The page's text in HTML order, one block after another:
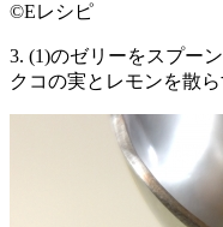
©Eレシピ
3. (1)のゼリーをスプー
クコの実とレモンを散ら